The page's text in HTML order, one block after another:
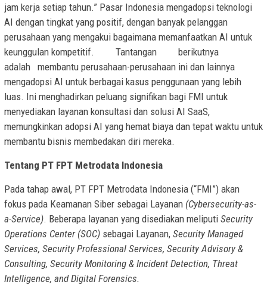
jam kerja setiap tahun.” Pasar Indonesia mengadopsi teknologi
AI dengan tingkat yang positif, dengan banyak pelanggan
perusahaan yang mengakui bagaimana memanfaatkan AI untuk
keunggulan kompetitif. Tantangan berikutnya
adalah membantu perusahaan-perusahaan ini dan lainnya
mengadopsi AI untuk berbagai kasus penggunaan yang lebih
luas. Ini menghadirkan peluang signifikan bagi FMI untuk
menyediakan layanan konsultasi dan solusi AI SaaS,
memungkinkan adopsi AI yang hemat biaya dan tepat waktu untuk
membantu bisnis membedakan diri mereka.
Tentang PT FPT Metrodata Indonesia
Pada tahap awal, PT FPT Metrodata Indonesia (“FMI”) akan
fokus pada Keamanan Siber sebagai Layanan (Cybersecurity-as-
a-Service). Beberapa layanan yang disediakan meliputi Security
Operations Center (SOC) sebagai Layanan, Security Managed
Services, Security Professional Services, Security Advisory &
Consulting, Security Monitoring & Incident Detection, Threat
Intelligence, and Digital Forensics.